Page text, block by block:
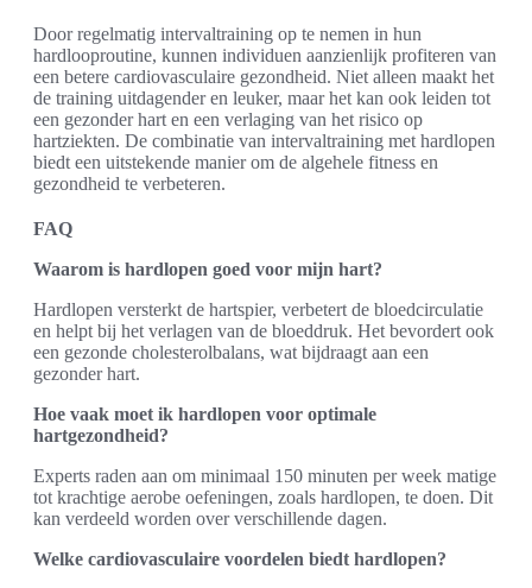
Door regelmatig intervaltraining op te nemen in hun
hardlooproutine, kunnen individuen aanzienlijk profiteren van
een betere cardiovasculaire gezondheid. Niet alleen maakt het
de training uitdagender en leuker, maar het kan ook leiden tot
een gezonder hart en een verlaging van het risico op
hartziekten. De combinatie van intervaltraining met hardlopen
biedt een uitstekende manier om de algehele fitness en
gezondheid te verbeteren.
FAQ
Waarom is hardlopen goed voor mijn hart?
Hardlopen versterkt de hartspier, verbetert de bloedcirculatie
en helpt bij het verlagen van de bloeddruk. Het bevordert ook
een gezonde cholesterolbalans, wat bijdraagt aan een
gezonder hart.
Hoe vaak moet ik hardlopen voor optimale
hartgezondheid?
Experts raden aan om minimaal 150 minuten per week matige
tot krachtige aerobe oefeningen, zoals hardlopen, te doen. Dit
kan verdeeld worden over verschillende dagen.
Welke cardiovasculaire voordelen biedt hardlopen?